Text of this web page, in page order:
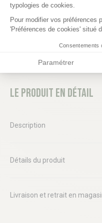
Le produit en détail
Description
Détails du produit
Livraison et retrait en
typologies de cookies.
Pour modifier vos préférences
'Préférences de cookies' situé
Consentements
Paramétrer